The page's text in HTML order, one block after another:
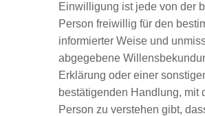
Einwilligung ist jede von der
Person freiwillig für den
informierter Weise und
abgegebene
Erklärung oder einer
bestätigenden Handlung, mit
Person zu verstehen gibt,